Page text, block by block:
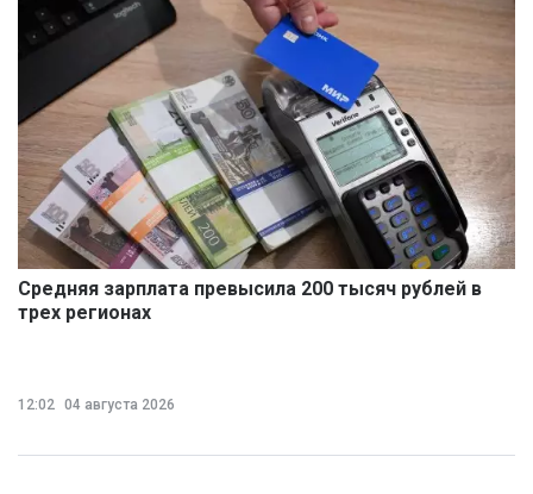
Средняя зарплата превысила 200 тысяч рублей в
трех регионах
12:02 04 августа 2026